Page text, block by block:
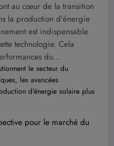
au cœur de la transition
la production d’énergie
est indispensable
technologie. Cela
du…
pour le marché du